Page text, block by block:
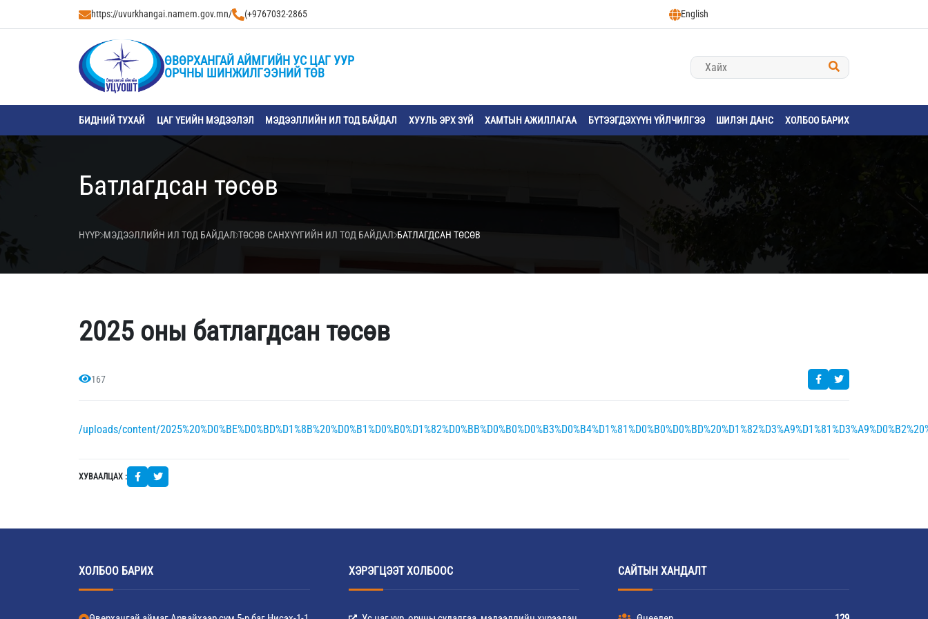
https://uvurkhangai.namem.gov.mn/ (+9767032-2865 English
ӨВӨРХАНГАЙ АЙМГИЙН УС ЦАГ УУР
ОРЧНЫ ШИНЖИЛГЭЭНИЙ ТӨВ
БИДНИЙ ТУХАЙ ЦАГ ҮЕИЙН МЭДЭЭЛЭЛ МЭДЭЭЛЛИЙН ИЛ ТОД БАЙДАЛ ХУУЛЬ ЭРХ ЗҮЙ ХАМТЫН АЖИЛЛАГАА БҮТЭЭГДЭХҮҮН ҮЙЛЧИЛГЭЭ ШИЛЭН ДАНС ХОЛБОО БАРИХ
Батлагдсан төсөв
НҮҮР МЭДЭЭЛЛИЙН ИЛ ТОД БАЙДАЛ ТӨСӨВ САНХҮҮГИЙН ИЛ ТОД БАЙДАЛ БАТЛАГДСАН ТӨСӨВ
2025 оны батлагдсан төсөв
167
/uploads/content/
ХУВААЛЦАХ :
ХОЛБОО БАРИХ ХЭРЭГЦЭЭТ ХОЛБООС САЙТЫН ХАНДАЛТ